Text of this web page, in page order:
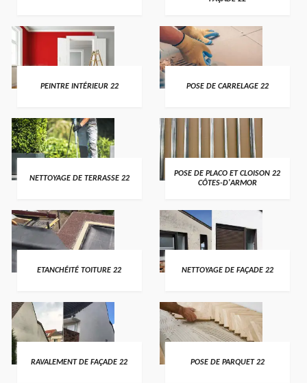
PEINTRE INTÉRIEUR 22 POSE DE CARRELAGE 22
NETTOYAGE DE TERRASSE 22
POSE DE PLACO ET CLOISON 22
CÔTES-D'ARMOR
ETANCHÉITÉ TOITURE 22 NETTOYAGE DE FAÇADE 22
RAVALEMENT DE FAÇADE 22 POSE DE PARQUET 22